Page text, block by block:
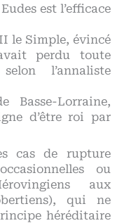
est l’efficace
le Simple, évincé
perdu toute
l’annaliste
Basse-Lorraine,
d’être roi par
cas de rupture
ou
aux
qui ne
héréditaire